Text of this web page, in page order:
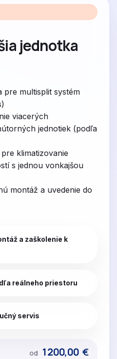
jednotka
pre multisplit systém
viacerých
jednotiek (podľa
klimatizovanie
s jednou vonkajšou
montáž a uvedenie do
a zaškolenie k
reálneho priestoru
servis
od 1200,00 €